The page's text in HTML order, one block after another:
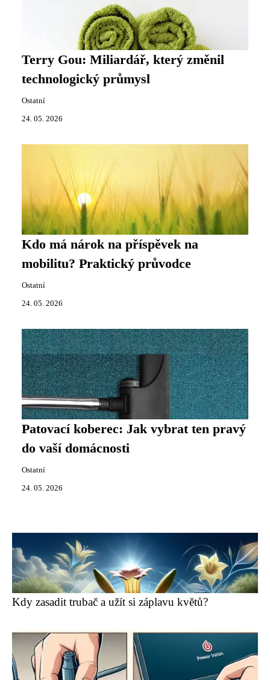
Terry Gou: Miliardář, který změnil
technologický průmysl
Ostatní
24. 05. 2026
Kdo má nárok na příspěvek na
mobilitu? Praktický průvodce
Ostatní
24. 05. 2026
Patovací koberec: Jak vybrat ten pravý
do vaší domácnosti
Ostatní
24. 05. 2026
Kdy zasadit trubač a užít si záplavu květů?